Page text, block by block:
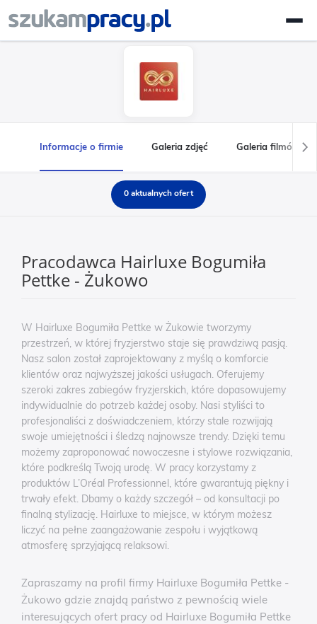
Informacje o firmie Galeria zdjęć Galeria filmów
0 aktualnych ofert
Pracodawca Hairluxe Bogumiła
Pettke - Żukowo
W Hairluxe Bogumiła Pettke w Żukowie tworzymy
przestrzeń, w której fryzjerstwo staje się prawdziwą pasją.
Nasz salon został zaprojektowany z myślą o komforcie
klientów oraz najwyższej jakości usługach. Oferujemy
szeroki zakres zabiegów fryzjerskich, które dopasowujemy
indywidualnie do potrzeb każdej osoby. Nasi styliści to
profesjonaliści z doświadczeniem, którzy stale rozwijają
swoje umiejętności i śledzą najnowsze trendy. Dzięki temu
możemy zaproponować nowoczesne i stylowe rozwiązania,
które podkreślą Twoją urodę. W pracy korzystamy z
produktów L’Oréal Professionnel, które gwarantują piękny i
trwały efekt. Dbamy o każdy szczegół – od konsultacji po
finalną stylizację. Hairluxe to miejsce, w którym możesz
liczyć na pełne zaangażowanie zespołu i wyjątkową
atmosferę sprzyjającą relaksowi.
Zapraszamy na profil firmy Hairluxe Bogumiła Pettke -
Żukowo gdzie znajdą państwo z pewnością wiele
interesujących ofert pracy od Hairluxe Bogumiła Pettke